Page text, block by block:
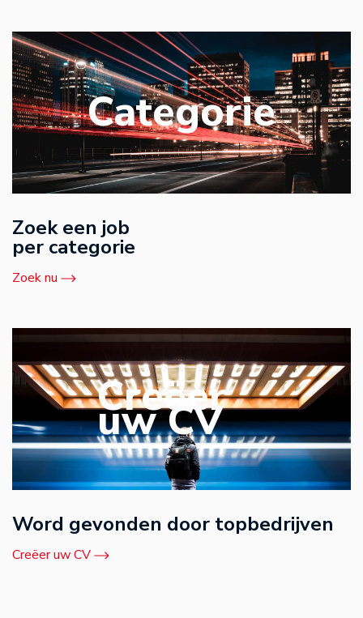
Categorie
Zoek een job
per categorie
Zoek nu
Creëer
uw CV
Word gevonden door topbedrijven
Creëer uw CV